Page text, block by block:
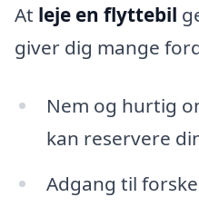
At leje en flyttebil
giver dig mange
Nem og hurtig
kan reservere
Adgang til